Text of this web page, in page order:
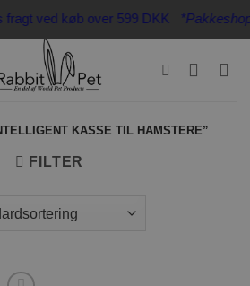
ved køb over 599 DKK *Pakkeshop
KASSE TIL HAMSTERE”
FILTER